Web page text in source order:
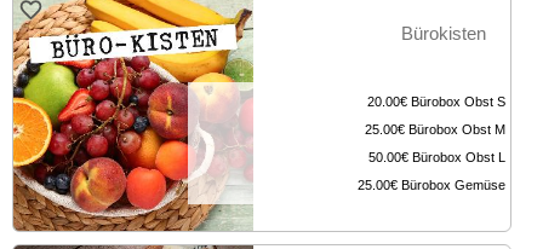
Bürokisten
20.00€ Bürobox Obst S
25.00€ Bürobox Obst M
50.00€ Bürobox Obst L
25.00€ Bürobox Gemüse